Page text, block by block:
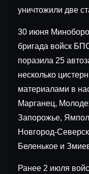
уничтожили две
30 июня
бригада войск
поразила 25
несколько
материалами в
Марганец,
Запорожье,
Новгород-
Беленькое и
Ранее 2 июля